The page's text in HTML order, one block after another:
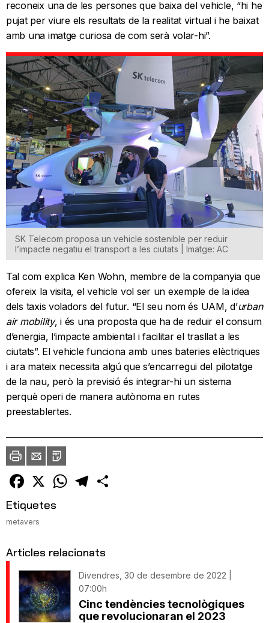
reconeix una de les persones que baixa del vehicle, “hi he
pujat per viure els resultats de la realitat virtual i he baixat
amb una imatge curiosa de com serà volar-hi”.
SK Telecom proposa un vehicle sostenible per reduir
l’impacte negatiu el transport a les ciutats | Imatge: AC
Tal com explica Ken Wohn, membre de la companyia que
ofereix la visita, el vehicle vol ser un exemple de la idea
dels taxis voladors del futur. “El seu nom és UAM, d’urban
air mobility, i és una proposta que ha de reduir el consum
d’energia, l’impacte ambiental i facilitar el trasllat a les
ciutats”. El vehicle funciona amb unes bateries elèctriques
i ara mateix necessita algú que s’encarregui del pilotatge
de la nau, però la previsió és integrar-hi un sistema
perquè operi de manera autònoma en rutes
preestablertes.
ImprimirEnvia
un
amic
PDF
Facebook
X WhatsAppTelegram
Etiquetes
metavers
Articles relacionats
Divendres, 30 de desembre de 2022 |
07:00h
Cinc tendències tecnològiques
que revolucionaran el 2023